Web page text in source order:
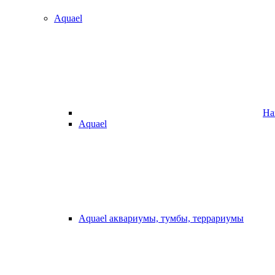
Aquael
Aquael
Aquael аквариумы, тумбы, террариумы